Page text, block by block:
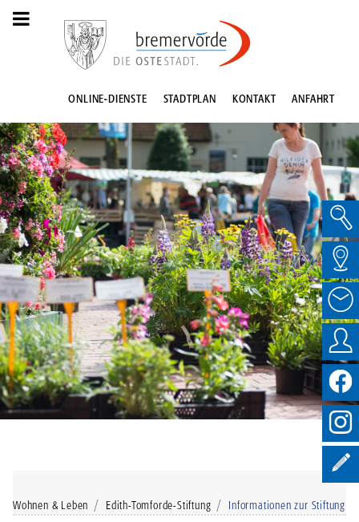
ONLINE-DIENSTE STADTPLAN KONTAKT ANFAHRT
Wohnen & Leben Edith-Tomforde-Stiftung Informationen zur Stiftung